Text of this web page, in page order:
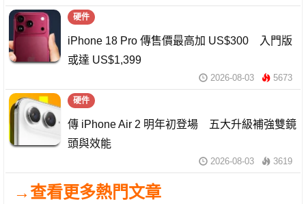
硬件
iPhone 18 Pro 傳售價最高加 US$300 入門版
或達 US$1,399
2026-08-03 5673
硬件
傳 iPhone Air 2 明年初登場 五大升級補強雙鏡
頭與效能
2026-08-03 3619
→查看更多熱門文章